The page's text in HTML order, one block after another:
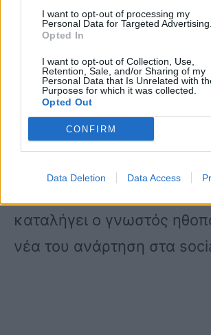
I want to opt-out of processing my
Personal Data for Targeted Advertising.
Opted In
I want to opt-out of Collection, Use,
Retention, Sale, and/or Sharing of my
Personal Data that Is Unrelated with
Purposes for which it was collected.
Opted Out
CONFIRM
Data Deletion Data Access
δύναμη, για να συνεχίσω
μοναχικό δρόμο που έχω
τραβήξω απέναντι σε
όλα! Κι’ αυτό το κάνω,
μου όλους εσάς! Αυτό
μου συγχωρούν! Τη
καταλήγει ο γνωστός
νέα του ανάρτηση στα